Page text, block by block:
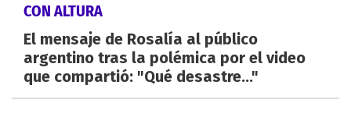
CON ALTURA
El mensaje de Rosalía al público
argentino tras la polémica por el video
que compartió: "Qué desastre..."